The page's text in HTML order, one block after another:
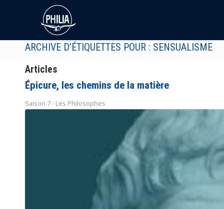
ARCHIVE D’ÉTIQUETTES POUR : SENSUALISME
Articles
Épicure, les chemins de la matière
Saison 7 - Les Philosophes